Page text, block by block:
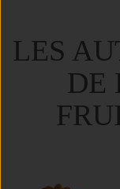
LES
DE